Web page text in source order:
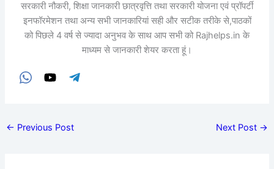
सरकारी नौकरी, शिक्षा जानकारी छात्रवृत्ति तथा सरकारी योजना एवं प्रॉपर्टी
इनफॉरमेशन तथा अन्य सभी जानकारियां सही और सटीक तरीके से,पाठकों
को पिछले 4 वर्ष से ज्यादा अनुभव के साथ आप सभी को Rajhelps.in के
माध्यम से जानकारी शेयर करता हूं।
← Previous Post Next Post →